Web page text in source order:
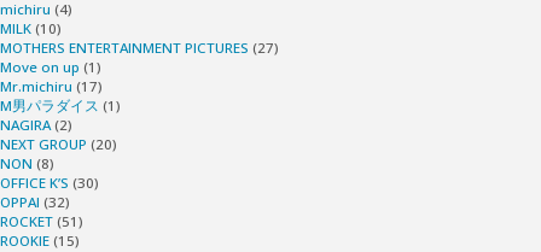
michiru (4)
MILK (10)
MOTHERS ENTERTAINMENT PICTURES (27)
Move on up (1)
Mr.michiru (17)
M男パラダイス (1)
NAGIRA(2)
NEXT GROUP (20)
NON (8)
OFFICE K’S (30)
OPPAI (32)
ROCKET (51)
ROOKIE (15)